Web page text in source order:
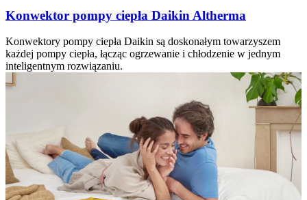
Konwektor pompy ciepła Daikin Altherma
Konwektory pompy ciepła Daikin są doskonałym towarzyszem
każdej pompy ciepła, łącząc ogrzewanie i chłodzenie w jednym
inteligentnym rozwiązaniu.